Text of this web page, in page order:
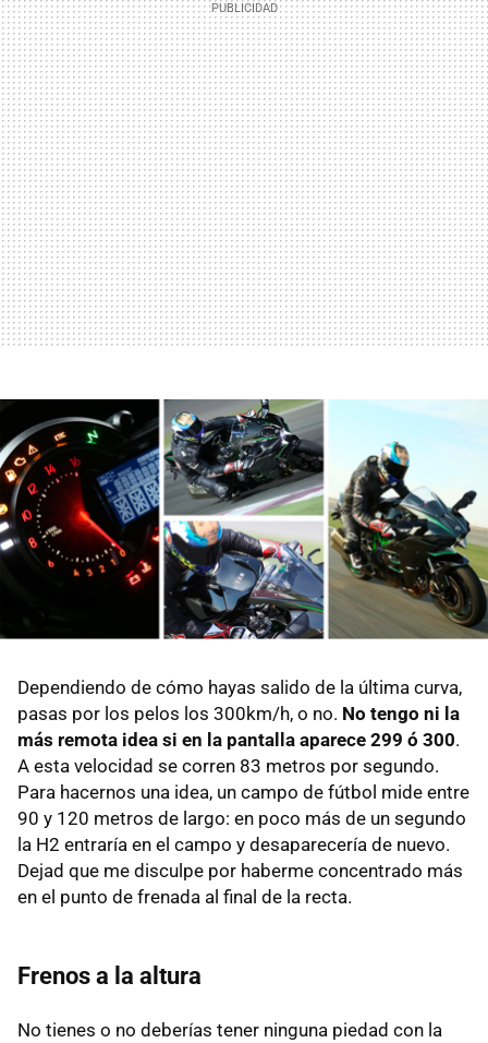
Dependiendo de cómo hayas salido de la última curva,
pasas por los pelos los 300km/h, o no. No tengo ni la
más remota idea si en la pantalla aparece 299 ó 300.
A esta velocidad se corren 83 metros por segundo.
Para hacernos una idea, un campo de fútbol mide entre
90 y 120 metros de largo: en poco más de un segundo
la H2 entraría en el campo y desaparecería de nuevo.
Dejad que me disculpe por haberme concentrado más
en el punto de frenada al final de la recta.
Frenos a la altura
No tienes o no deberías tener ninguna piedad con la